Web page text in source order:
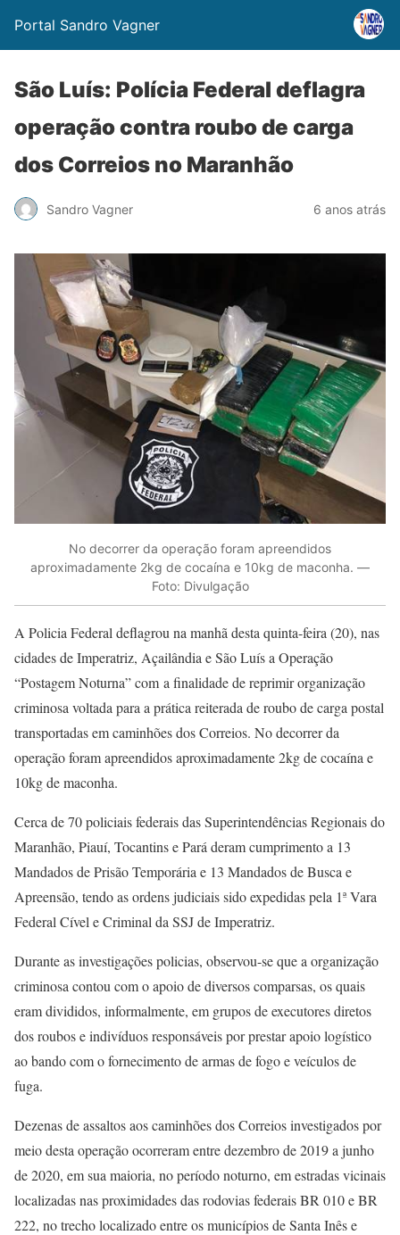
Portal Sandro Vagner
São Luís: Polícia Federal deflagra
operação contra roubo de carga
dos Correios no Maranhão
Sandro Vagner 6 anos atrás
No decorrer da operação foram apreendidos
aproximadamente 2kg de cocaína e 10kg de maconha. —
Foto: Divulgação
A Policia Federal deflagrou na manhã desta quinta-feira (20), nas
cidades de Imperatriz, Açailândia e São Luís a Operação
“Postagem Noturna” com a finalidade de reprimir organização
criminosa voltada para a prática reiterada de roubo de carga postal
transportadas em caminhões dos Correios. No decorrer da
operação foram apreendidos aproximadamente 2kg de cocaína e
10kg de maconha.
Cerca de 70 policiais federais das Superintendências Regionais do
Maranhão, Piauí, Tocantins e Pará deram cumprimento a 13
Mandados de Prisão Temporária e 13 Mandados de Busca e
Apreensão, tendo as ordens judiciais sido expedidas pela 1ª Vara
Federal Cível e Criminal da SSJ de Imperatriz.
Durante as investigações policias, observou-se que a organização
criminosa contou com o apoio de diversos comparsas, os quais
eram divididos, informalmente, em grupos de executores diretos
dos roubos e indivíduos responsáveis por prestar apoio logístico
ao bando com o fornecimento de armas de fogo e veículos de
fuga.
Dezenas de assaltos aos caminhões dos Correios investigados por
meio desta operação ocorreram entre dezembro de 2019 a junho
de 2020, em sua maioria, no período noturno, em estradas vicinais
localizadas nas proximidades das rodovias federais BR 010 e BR
222, no trecho localizado entre os municípios de Santa Inês e